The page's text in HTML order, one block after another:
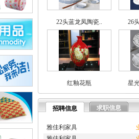
22头蓝龙凤陶瓷.. 26
红釉花瓶 星
招聘信息 求职信息
雅佳利家具